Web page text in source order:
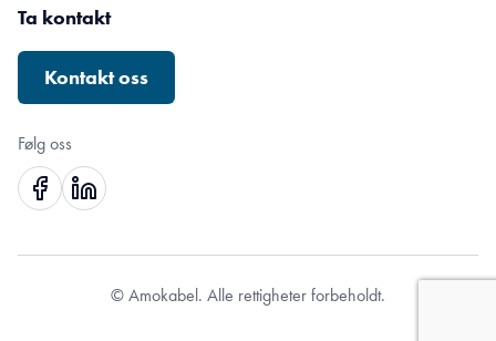
Ta kontakt
Kontakt oss
Følg oss
© Amokabel. Alle rettigheter forbeholdt.